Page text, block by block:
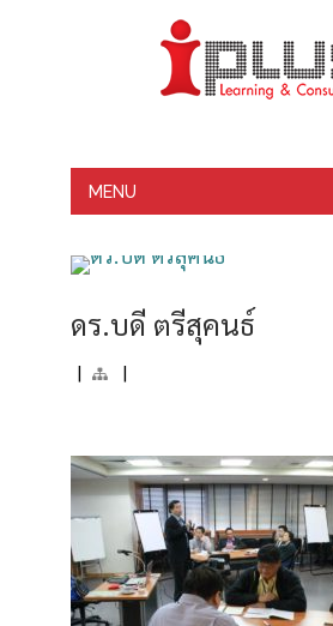
MENU
ดร.บดี ตรีสุคนธ์
| |